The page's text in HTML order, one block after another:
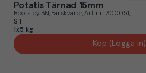
Potatis Tärnad 15mm
Roots by 3N Färskvaror Art.nr. 300051
ST
1x5 kg
Köp (Logga in)